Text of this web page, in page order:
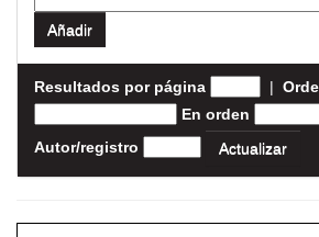
Resultados por página |
En orden
Autor/registro